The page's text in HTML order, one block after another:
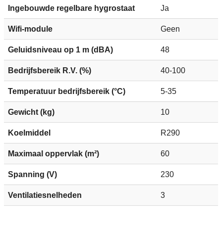
Ingebouwde regelbare hygrostaat Ja
Wifi-module Geen
Geluidsniveau op 1 m (dBA) 48
Bedrijfsbereik R.V. (%) 40-100
Temperatuur bedrijfsbereik (°C) 5-35
Gewicht (kg) 10
Koelmiddel R290
Maximaal oppervlak (m²) 60
Spanning (V) 230
Ventilatiesnelheden 3